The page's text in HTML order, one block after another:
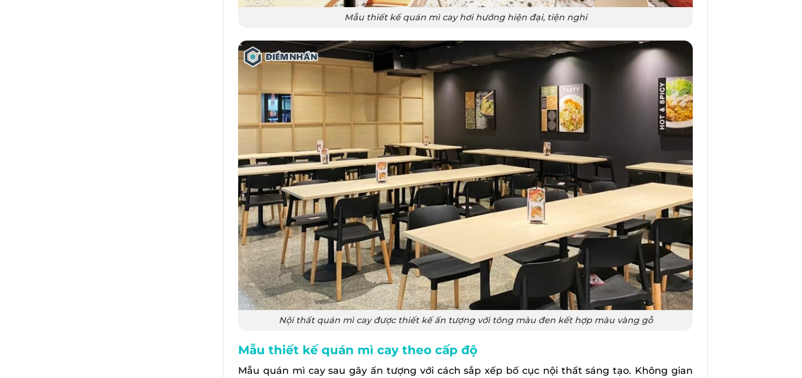
Mẫu thiết kế quán mì cay hơi hướng hiện đại, tiện nghi
Nội thất quán mì cay được thiết kế ấn tượng với tông màu đen kết hợp màu vàng gỗ
Mẫu thiết kế quán mì cay theo cấp độ
Mẫu quán mì cay sau gây ấn tượng với cách sắp xếp bố cục nội thất sáng tạo. Không gian